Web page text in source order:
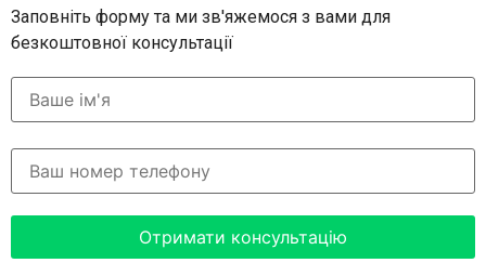
Заповніть форму та ми зв'яжемося з вами для
безкоштовної консультації